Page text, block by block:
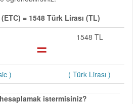
= 1548 Türk Lirası (TL)
= 1548 TL
) ( Türk Lirası )
istermisiniz?